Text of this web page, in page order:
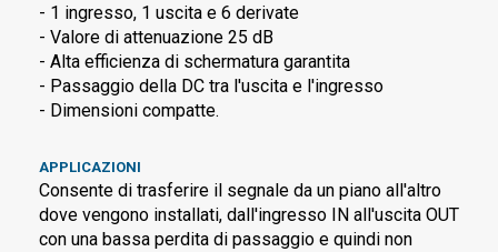
- 1 ingresso, 1 uscita e 6 derivate
- Valore di attenuazione 25 dB
- Alta efficienza di schermatura garantita
- Passaggio della DC tra l'uscita e l'ingresso
- Dimensioni compatte.
APPLICAZIONI
Consente di trasferire il segnale da un piano all'altro
dove vengono installati, dall'ingresso IN all'uscita OUT
con una bassa perdita di passaggio e quindi non